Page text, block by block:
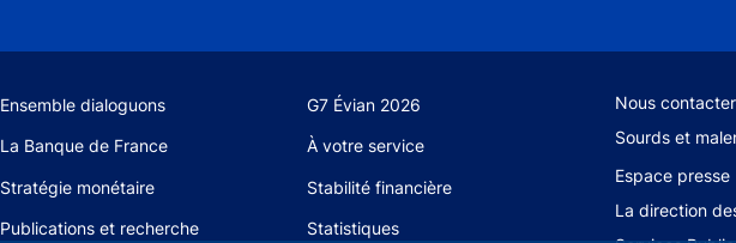
Site navigation
Ensemble dialoguons G7 Évian 2026
La Banque de France À votre service
Stratégie monétaire Stabilité financière
Publications et recherche Statistiques
Footer
Nous contacter
Sourds et
Espace presse
La direction